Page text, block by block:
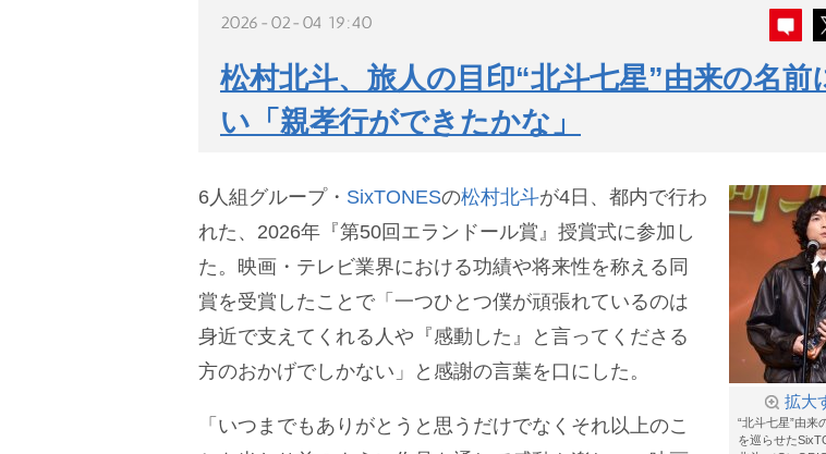
2026-02-04 19:40
松村北斗、旅人の目印“北斗七星”由来の名前
い「親孝行ができたかな」
拡大
“北斗七星”由来
を巡らせた
6人組グループ・ SixTONESの松村北斗が4日、都内で行わ
れた、2026年『第50回エランドール賞』授賞式に参加し
た。映画・テレビ業界における功績や将来性を称える同
賞を受賞したことで「一つひとつ僕が頑張れているのは
身近で支えてくれる人や『感動した』と言ってくださる
方のおかげでしかない」と感謝の言葉を口にした。
「いつまでもありがとうと思うだけでなくそれ以上のこ